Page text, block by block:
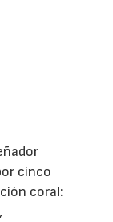
cinco
coral: